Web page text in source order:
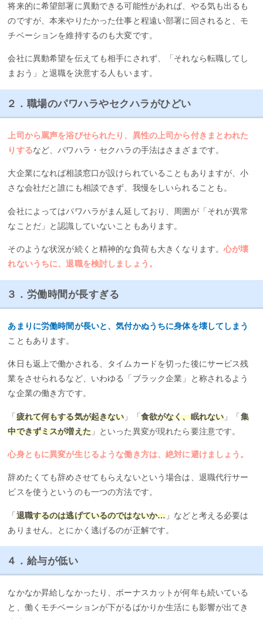
将来的に希望部署に異動できる可能性があれば、やる気も出るも
のですが、本来やりたかった仕事と程遠い部署に回されると、モ
チベーションを維持するのも大変です。
会社に異動希望を伝えても相手にされず、「それなら転職してし
まおう」と退職を決意する人もいます。
２．職場のパワハラやセクハラがひどい
上司から罵声を浴びせられたり、異性の上司から付きまとわれた
りするなど、パワハラ・セクハラの手法はさまざまです。
大企業になれば相談窓口が設けられていることもありますが、小
さな会社だと誰にも相談できず、我慢をしいられることも。
会社によってはパワハラがまん延しており、周囲が「それが異常
なことだ」と認識していないこともあります。
そのような状況が続くと精神的な負荷も大きくなります。心が壊
れないうちに、退職を検討しましょう。
３．労働時間が長すぎる
あまりに労働時間が長いと、気付かぬうちに身体を壊してしまう
こともあります。
休日も返上で働かされる、タイムカードを切った後にサービス残
業をさせられるなど、いわゆる「ブラック企業」と称されるよう
な企業の働き方です。
「 疲れて何もする気が起きない 」「 食欲がなく、眠れない 」「 集
中できずミスが増えた」といった異変が現れたら要注意です。
心身ともに異変が生じるような働き方は、絶対に避けましょう。
辞めたくても辞めさせてもらえないという場合は、退職代行サー
ビスを使うというのも一つの方法です。
「 退職するのは逃げているのではないか… 」などと考える必要は
ありません。とにかく逃げるのが正解です。
４．給与が低い
なかなか昇給しなかったり、ボーナスカットが何年も続いている
と、働くモチベーションが下がるばかりか生活にも影響が出てき